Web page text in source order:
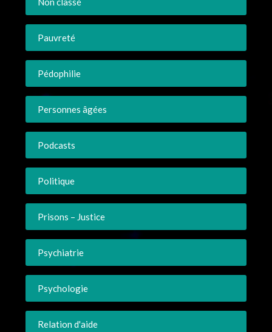
Pauvreté
Pédophilie
Personnes âgées
Podcasts
Politique
Prisons – Justice
Psychiatrie
Psychologie
Relation d'aide